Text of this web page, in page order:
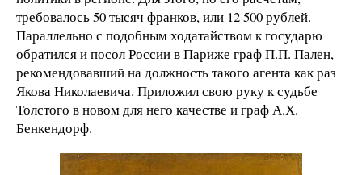
требовалось 50 тысяч франков, или 12 500 рублей.
Параллельно с подобным ходатайством к государю
обратился и посол России в Париже граф П.П. Пален,
рекомендовавший на должность такого агента как раз
Якова Николаевича. Приложил свою руку к судьбе
Толстого в новом для него качестве и граф А.Х.
Бенкендорф.